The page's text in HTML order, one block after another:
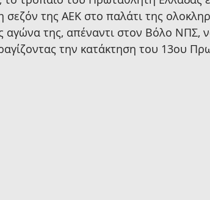
της ΑΕΚ στο παλάτι της
αγώνα της, απέναντι στον Βόλο ΝΠΣ,
την κατάκτηση του 13ου